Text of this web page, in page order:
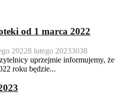
od 1 marca 2022
20228 lutego 20233038
uprzejmie informujemy, że
roku będzie...